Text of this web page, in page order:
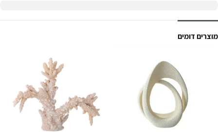
מוצרים דומים